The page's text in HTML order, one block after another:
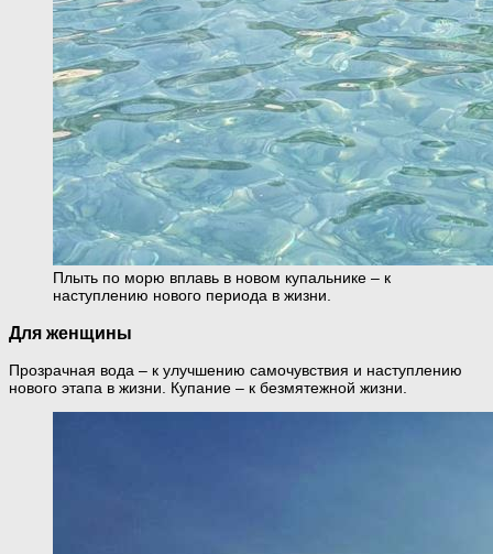
Плыть по морю вплавь в новом купальнике – к
наступлению нового периода в жизни.
Для женщины
Прозрачная вода – к улучшению самочувствия и наступлению
нового этапа в жизни. Купание – к безмятежной жизни.